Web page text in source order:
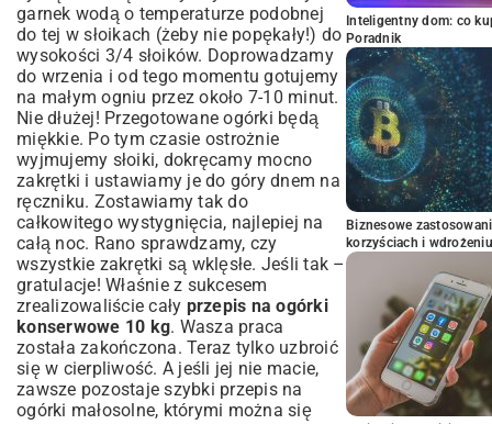
garnek wodą o temperaturze podobnej
do tej w słoikach (żeby nie popękały!) do
wysokości 3/4 słoików. Doprowadzamy
do wrzenia i od tego momentu gotujemy
na małym ogniu przez około 7-10 minut.
Nie dłużej! Przegotowane ogórki będą
miękkie. Po tym czasie ostrożnie
wyjmujemy słoiki, dokręcamy mocno
zakrętki i ustawiamy je do góry dnem na
ręczniku. Zostawiamy tak do
całkowitego wystygnięcia, najlepiej na
całą noc. Rano sprawdzamy, czy
wszystkie zakrętki są wklęsłe. Jeśli tak –
gratulacje! Właśnie z sukcesem
zrealizowaliście cały przepis na ogórki
konserwowe 10 kg. Wasza praca
została zakończona. Teraz tylko uzbroić
się w cierpliwość. A jeśli jej nie macie,
zawsze pozostajeszybki przepis na
ogórki małosolne, którymi można się
Inteligentny dom: co
Poradnik
Biznesowe
korzyściach i wdrożeniu